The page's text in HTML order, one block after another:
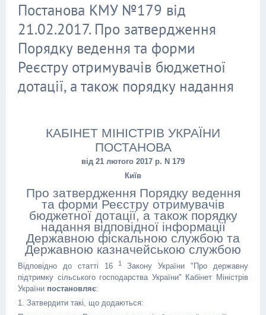
Постанова КМУ №179 від
21.02.2017. Про затвердження
Порядку ведення та форми
Реєстру отримувачів бюджетної
дотації, а також порядку надання
КАБІНЕТ МІНІСТРІВ УКРАЇНИ
ПОСТАНОВА
від 21 лютого 2017 р. N 179
Київ
Про затвердження Порядку ведення
та форми Реєстру отримувачів
бюджетної дотації, а також порядку
надання відповідної інформації
Державною фіскальною службою та
Державною казначейською службою
Відповідно до статті 161Закону України "Про державну
підтримку сільського господарства України" Кабінет Міністрів
України постановляє:
1. Затвердити такі, що додаються: